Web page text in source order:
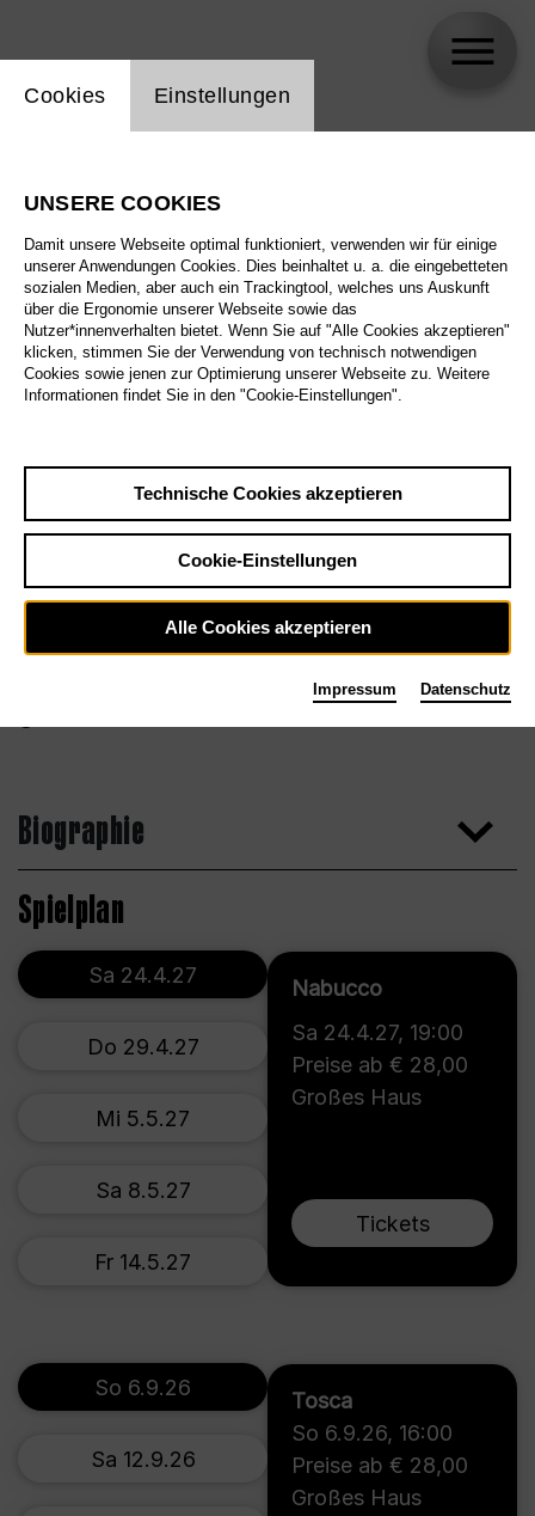
Biographie
Spielplan
Nabucco
Sa 24.4.27, 19:00
Preise ab € 28,00
Großes Haus
Tickets
Sa 24.4.27
Do 29.4.27
Mi 5.5.27
Sa 8.5.27
Fr 14.5.27
Tosca
So 6.9.26, 16:00
Preise ab € 28,00
Großes Haus
So 6.9.26
Sa 12.9.26
Einstellung Website Cookie
Cookies Einstellungen
UNSERE COOKIES
Damit unsere Webseite optimal funktioniert, verwenden wir für einige
unserer Anwendungen Cookies. Dies beinhaltet u. a. die eingebetteten
sozialen Medien, aber auch ein Trackingtool, welches uns Auskunft
über die Ergonomie unserer Webseite sowie das
Nutzer*innenverhalten bietet. Wenn Sie auf "Alle Cookies akzeptieren"
klicken, stimmen Sie der Verwendung von technisch notwendigen
Cookies sowie jenen zur Optimierung unserer Webseite zu. Weitere
Informationen findet Sie in den "Cookie-Einstellungen".
Technische Cookies akzeptieren
Cookie-Einstellungen
Alle Cookies akzeptieren
Impressum Datenschutz